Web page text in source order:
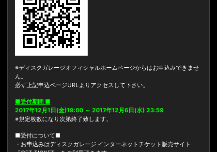
※ディスクガレージオフィシャルホームページからはお申込みできませ
ん。
必ず上記申込ページURLよりアクセスして下さい。
■受付期間 ■
2017年12月1日(金)19:00 ～ 2017年12月6日(水) 23:59
※規定枚数になり次第終了致します。
■受付について■
・お申込みはディスクガレージ インターネットチケット販売サイト